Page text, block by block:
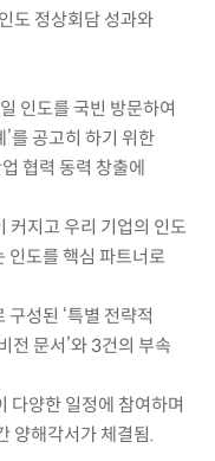
도 정상회담 성과와
인도를 국빈 방문하여
를 공고히 하기 위한
협력 동력 창출에
커지고 우리 기업의 인도
인도를 핵심 파트너로
성된 ‘특별 전략적
전 문서’와 3건의 부속
다양한 일정에 참여하며
양해각서가 체결됨.